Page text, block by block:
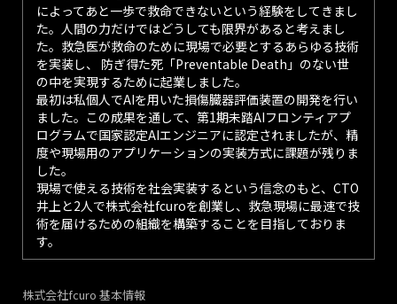
によってあと一歩で救命できないという経験をしてきまし
た。人間の力だけではどうしても限界があると考えまし
た。救急医が救命のために現場で必要とするあらゆる技術
を実装し、 防ぎ得た死「Preventable Death」のない世
の中を実現するために起業しました。
最初は私個人でAIを用いた損傷臓器評価装置の開発を行い
ました。この成果を通して、第1期未踏AIフロンティアプ
ログラムで国家認定AIエンジニアに認定されましたが、精
度や現場用のアプリケーションの実装方式に課題が残りま
した。
現場で使える技術を社会実装するという信念のもと、CTO
井上と2人で株式会社fcuroを創業し、救急現場に最速で技
術を届けるための組織を構築することを目指しておりま
す。
株式会社fcuro 基本情報